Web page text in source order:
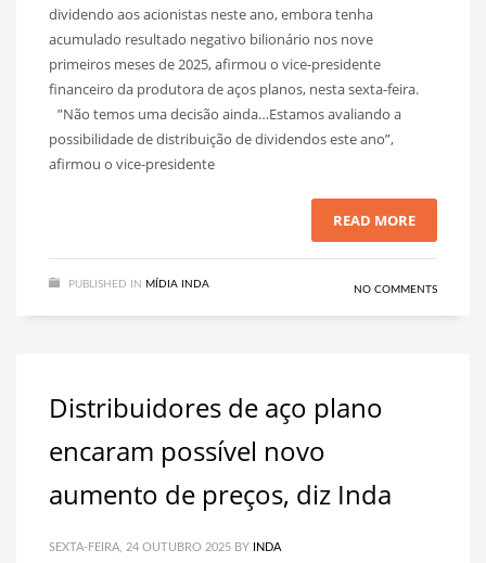
dividendo aos acionistas neste ano, embora tenha
acumulado resultado negativo bilionário nos nove
primeiros meses de 2025, afirmou o vice-presidente
financeiro da produtora de aços planos, nesta sexta-feira.
”Não temos uma decisão ainda…Estamos avaliando a
possibilidade de distribuição de dividendos este ano”,
afirmou o vice-presidente
READ MORE
PUBLISHED IN MÍDIA INDA NO COMMENTS
Distribuidores de aço plano
encaram possível novo
aumento de preços, diz Inda
SEXTA-FEIRA, 24 OUTUBRO 2025 BY INDA